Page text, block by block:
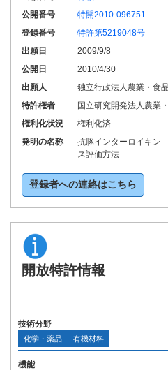
公開番号
特開2010-096751
登録番号
特許第5219048号
出願日
2009/9/8
公開日
2010/4/30
出願人
独立行政法人農業・食
特許権者
国立研究開発法人農業
権利化状況
権利化済
発明の名称
抗豚インターロイキン
ス評価方法
登録者への連絡はこちら
開放特許情報
技術分野
化学・薬品 有機材料
機能